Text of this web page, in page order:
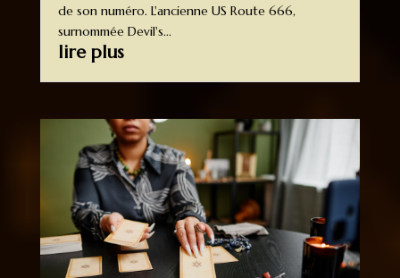
de son numéro. L'ancienne US Route 666,
surnommée Devil's...
lire plus